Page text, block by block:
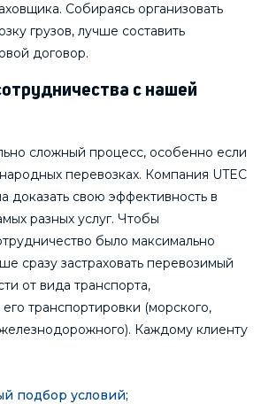
Собираясь организовать
грузов, лучше составить
договор.
с нашей
сложный процесс, особенно если
перевозках. Компания UTEC
доказать свою эффективность в
разных услуг. Чтобы
было максимально
сразу застраховать перевозимый
от вида транспорта,
транспортировки (морского,
Каждому клиенту
подбор условий;